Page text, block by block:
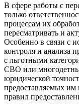
В сфере работы с
только
процессам их
пересматривать и
Особенно в связи с
контроля и анализа
с льготными
СВО или
юридической
предоставляемых им
правил